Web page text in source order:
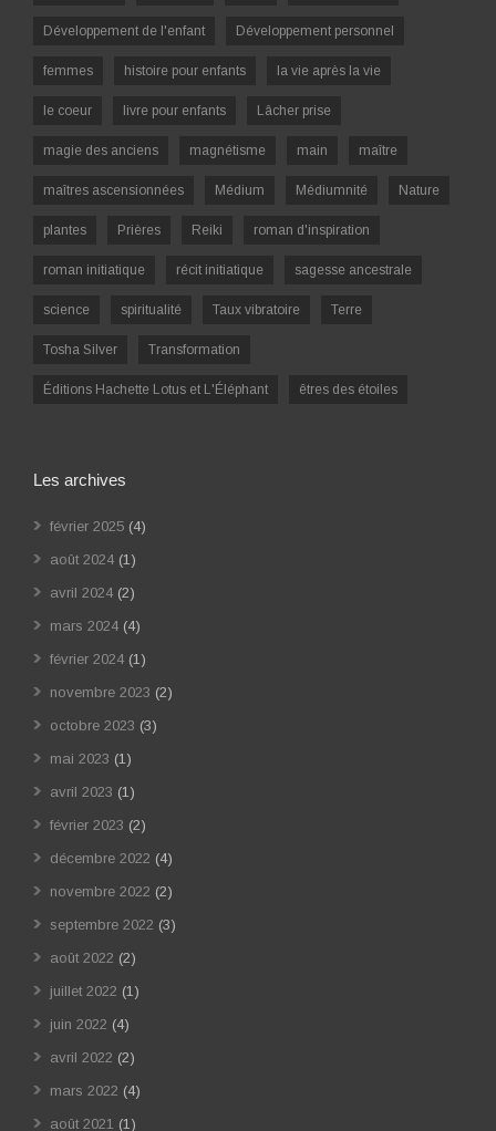
Développement de l'enfant Développement personnel
femmes histoire pour enfants la vie après la vie
le coeur livre pour enfants Lâcher prise
magie des anciens magnétisme main maître
maîtres ascensionnées Médium Médiumnité Nature
plantes Prières Reiki roman d'inspiration
roman initiatique récit initiatique sagesse ancestrale
science spiritualité Taux vibratoire Terre
Tosha Silver Transformation
Éditions Hachette Lotus et L'Éléphant êtres des étoiles
Les archives
février 2025 (4)
août 2024 (1)
avril 2024 (2)
mars 2024 (4)
février 2024 (1)
novembre 2023 (2)
octobre 2023 (3)
mai 2023 (1)
avril 2023 (1)
février 2023 (2)
décembre 2022 (4)
novembre 2022 (2)
septembre 2022 (3)
août 2022 (2)
juillet 2022 (1)
juin 2022 (4)
avril 2022 (2)
mars 2022 (4)
août 2021 (1)